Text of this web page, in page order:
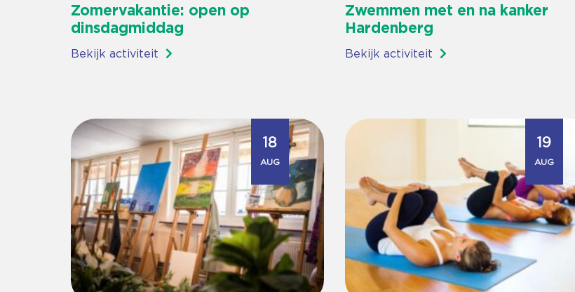
Zomervakantie: open op
dinsdagmiddag
Bekijk activiteit
Zwemmen met en na kanker
Hardenberg
Bekijk activiteit
18
AUG
19
AUG